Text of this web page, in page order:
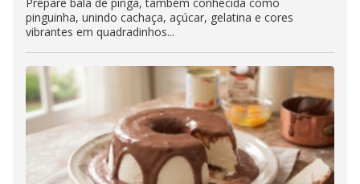
pinguinha, unindo cachaça, açúcar, gelatina e cores
vibrantes em quadradinhos...